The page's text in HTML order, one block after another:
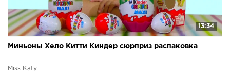
13:34
Миньоны Хело Китти Киндер сюрприз распаковка
Miss Katy